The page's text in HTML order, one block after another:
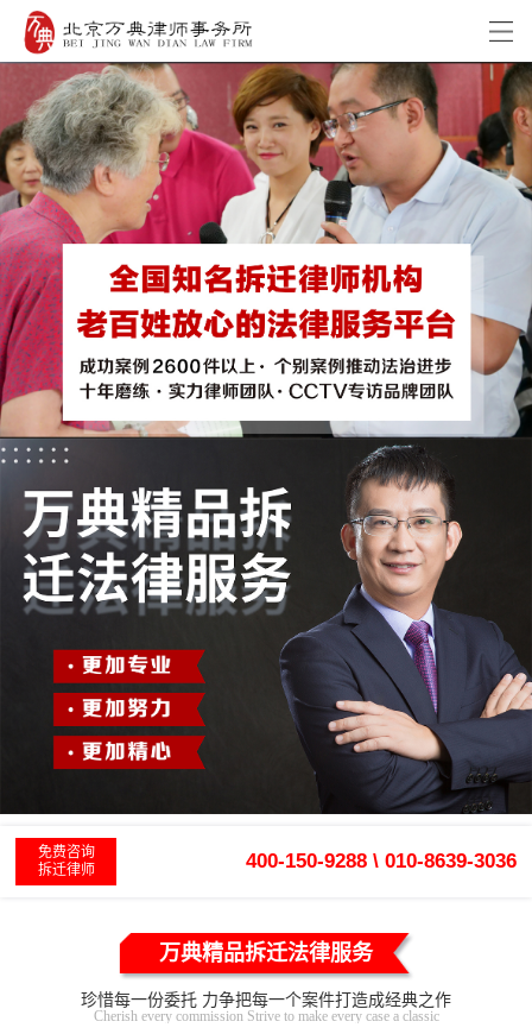
免费咨询
拆迁律师
400-150-9288 \ 010-8639-3036
万典精品拆迁法律服务
珍惜每一份委托 力争把每一个案件打造成经典之作
Cherish every commission Strive to make every case a classic